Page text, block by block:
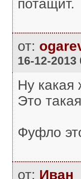
потащит.
от:
16-12-2013
Ну какая
Это
Фуфло
от: Иван